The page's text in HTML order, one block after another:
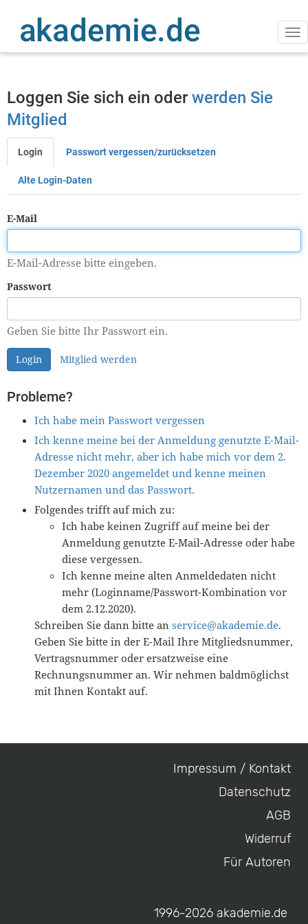
Inhalt
Loggen Sie sich ein oder werden Sie
Mitglied
Primäre
Reiter
Login Passwort vergessen/zurücksetzen
Alte Login-Daten
E-Mail
E-Mail-Adresse bitte eingeben.
Passwort
Geben Sie bitte Ihr Passwort ein.
Login Mitglied werden
Probleme?
Ich habe mein Passwort vergessen
Ich kenne meine bei der Anmeldung genutzte E-Mail-
Adresse nicht mehr, aber ich habe mich vor dem 2.
Dezember 2020 angemeldet und kenne meinen
Nutzernamen und das Passwort.
Folgendes trifft auf mich zu:
Ich habe keinen Zugriff auf meine bei der
Anmeldung genutzte E-Mail-Adresse oder habe
diese vergessen.
Ich kenne meine alten Anmeldedaten nicht
mehr (Loginname/Passwort-Kombination vor
dem 2.12.2020).
Schreiben Sie dann bitte an service@akademie.de.
Geben Sie bitte in der E-Mail Ihre Mitgliedsnummer,
Vertragsnummer oder ersatzweise eine
Rechnungsnummer an. Wir nehmen baldmöglichst
mit Ihnen Kontakt auf.
Impressum / Kontakt
Datenschutz
AGB
Widerruf
Für Autoren
1996-2026 akademie.de